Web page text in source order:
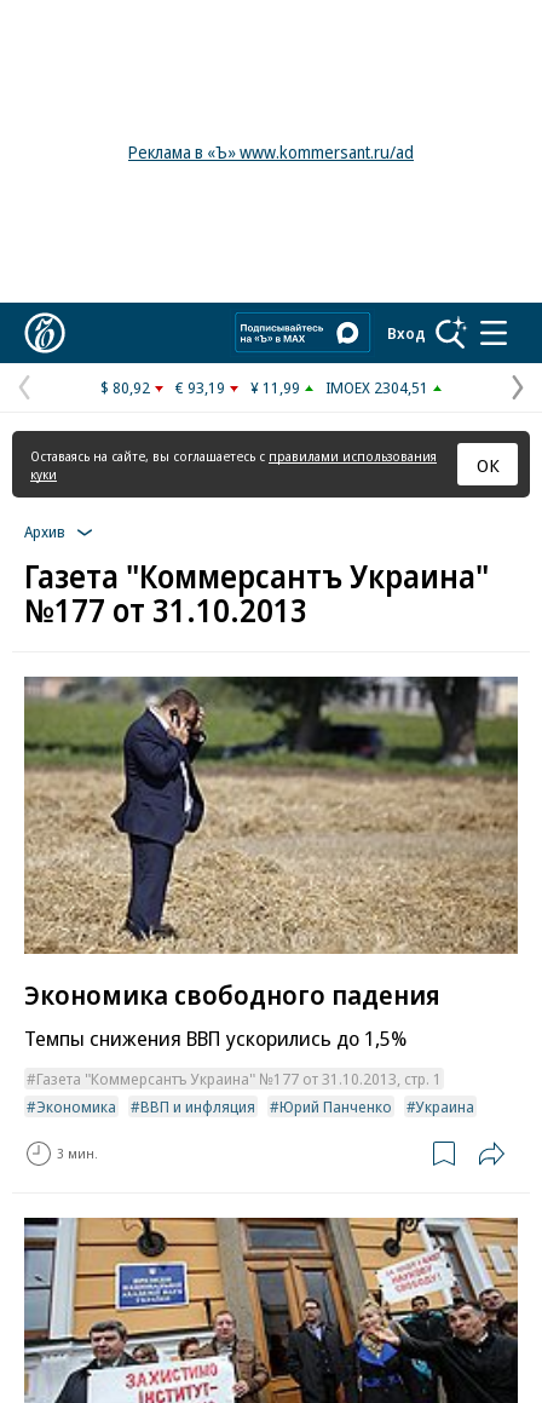
Реклама в «Ъ» www.kommersant.ru/ad
Вход
Предыдущая
страница
$ 80,92 € 93,19 ¥ 11,99 IMOEX 2304,51
Оставаясь на сайте, вы соглашаетесь с правилами использования
куки
ОК
Архив
Газета "Коммерсантъ Украина"
№177 от 31.10.2013
Экономика свободного падения
Темпы снижения ВВП ускорились до 1,5%
Газета "Коммерсантъ Украина" №177 от 31.10.2013, стр. 1
Экономика
ВВП и инфляция Юрий Панченко Украина
3 мин.